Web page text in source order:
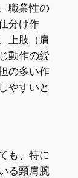
職業性の
分け作
上肢（肩
動作の繰
の多い作
やすいと
も、特に
る頸肩腕